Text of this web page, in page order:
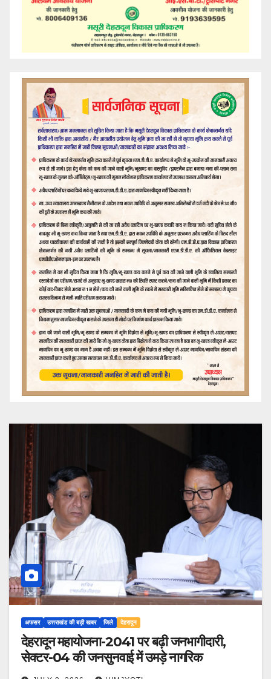
अफसर उत्तराखंड की बड़ी खबर जिले देहरादून
देहरादून महायोजना-2041 पर बढ़ी जनभागीदारी,
सेक्टर-04 की जनसुनवाई में उमड़े नागरिक